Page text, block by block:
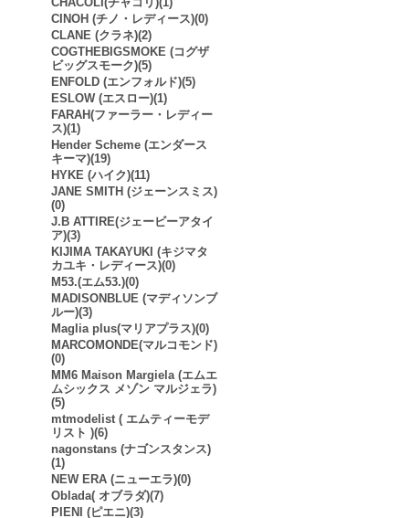
CINOH (チノ・レディース)(0)
CLANE (クラネ)(2)
COGTHEBIGSMOKE (コグザ
ビッグスモーク)(5)
ENFOLD (エンフォルド)(5)
ESLOW (エスロー)(1)
FARAH(ファーラー・レディー
ス)(1)
Hender Scheme (エンダース
キーマ)(19)
HYKE (ハイク)(11)
JANE SMITH (ジェーンスミス)
(0)
J.B ATTIRE(ジェービーアタイ
ア)(3)
KIJIMA TAKAYUKI (キジマタ
カユキ・レディース)(0)
M53.(エム53.)(0)
MADISONBLUE (マディソンブ
ルー)(3)
Maglia plus(マリアプラス)(0)
MARCOMONDE(マルコモンド)
(0)
MM6 Maison Margiela (エムエ
ムシックス メゾン マルジェラ)
(5)
mtmodelist ( エムティーモデ
リスト )(6)
nagonstans (ナゴンスタンス)
(1)
NEW ERA (ニューエラ)(0)
Oblada( オブラダ)(7)
PIENI (ピエニ)(3)